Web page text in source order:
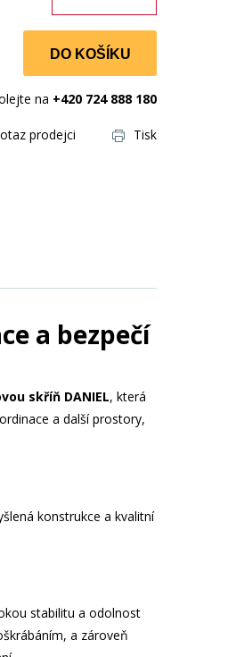
DO KOŠÍKU
na +420 724 888 180
prodejci Tisk
a bezpečí
skříň DANIEL, která
a další prostory,
konstrukce a kvalitní
stabilitu a odolnost
a zároveň